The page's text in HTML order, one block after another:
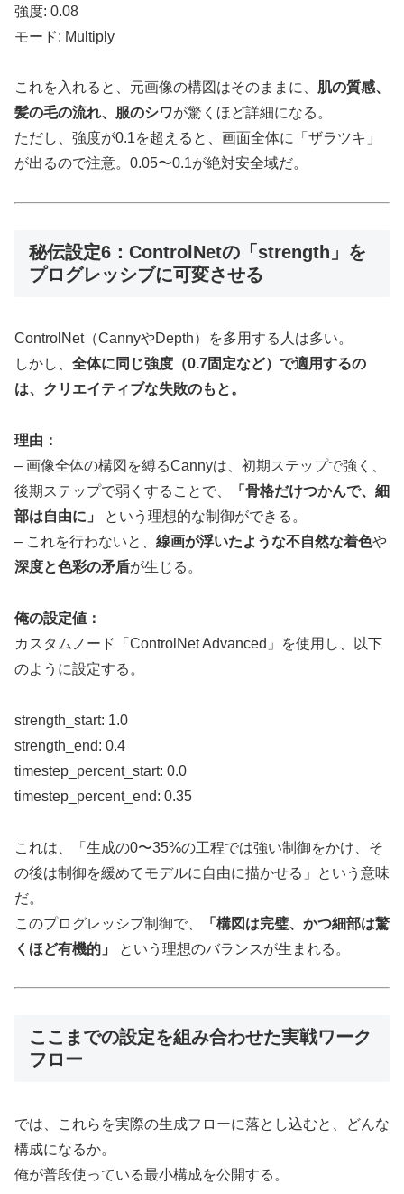
強度: 0.08
モード: Multiply
これを入れると、元画像の構図はそのままに、 肌の質感、
髪の毛の流れ、服のシワが驚くほど詳細になる。
ただし、強度が0.1を超えると、画面全体に「ザラツキ」
が出るので注意。0.05〜0.1が絶対安全域だ。
秘伝設定6：ControlNetの「strength」を
プログレッシブに可変させる
ControlNet（CannyやDepth）を多用する人は多い。
しかし、 全体に同じ強度（0.7固定など）で適用するの
は、クリエイティブな失敗のもと。
理由：
– 画像全体の構図を縛るCannyは、初期ステップで強く、
後期ステップで弱くすることで、
「骨格だけつかんで、細
部は自由に」
という理想的な制御ができる。
– これを行わないと、 線画が浮いたような不自然な着色や
深度と色彩の矛盾が生じる。
俺の設定値：
カスタムノード「ControlNet Advanced」を使用し、以下
のように設定する。
strength_start: 1.0
strength_end: 0.4
timestep_percent_start: 0.0
timestep_percent_end: 0.35
これは、「生成の0〜35%の工程では強い制御をかけ、そ
の後は制御を緩めてモデルに自由に描かせる」という意味
だ。
このプログレッシブ制御で、
「構図は完璧、かつ細部は驚
くほど有機的」
という理想のバランスが生まれる。
ここまでの設定を組み合わせた実戦ワーク
フロー
では、これらを実際の生成フローに落とし込むと、どんな
構成になるか。
俺が普段使っている最小構成を公開する。